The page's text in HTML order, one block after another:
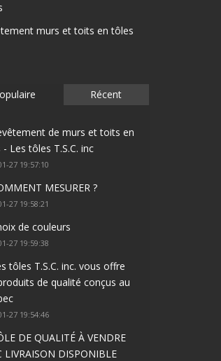
murs et toits en tôles
Récent
de murs et toits en
Les tôles T.S.C. inc
27 19:57:10
MESURER ?
27 19:58:21
de couleurs
27 19:59:38
tôles T.S.C. inc. vous offre
de qualité conçus au
27 19:54:46
DE QUALITÉ À VENDRE
LIVRAISON DISPONIBLE